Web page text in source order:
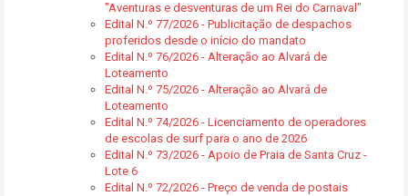
"Aventuras e desventuras de um Rei do Carnaval"
Edital N.º 77/2026 - Publicitação de despachos
proferidos desde o início do mandato
Edital N.º 76/2026 - Alteração ao Alvará de
Loteamento
Edital N.º 75/2026 - Alteração ao Alvará de
Loteamento
Edital N.º 74/2026 - Licenciamento de operadores
de escolas de surf para o ano de 2026
Edital N.º 73/2026 - Apoio de Praia de Santa Cruz -
Lote 6
Edital N.º 72/2026 - Preço de venda de postais